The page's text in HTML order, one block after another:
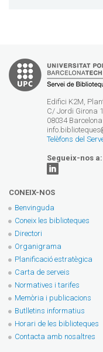
Edifici K2M,
C/ Jordi Girona
08034 Barcelona
info.biblioteques
Telèfons del
Segueix-nos a:
CONEIX-NOS
Benvinguda
Coneix les biblioteques
Directori
Organigrama
Planificació estratègica
Carta de serveis
Normatives i tarifes
Memòria i publicacions
Butlletins informatius
Horari de les biblioteques
Contacta amb nosaltres